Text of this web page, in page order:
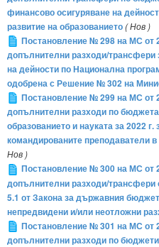
финансово осигуряване на
развитие на образованието( Нов )
Постановление № 298 на МС от
допълнителни разходи/трансфери
на дейности по Национална
одобрена с Решение № 302 на
Постановление № 299 на МС от
допълнителни разходи по
образованието и науката за 2022
командированите преподаватели
Нов )
Постановление № 300 на МС от
допълнителни разходи/трансфери
5.1 от Закона за държавния
непредвидени и/или неотложни
Постановление № 301 на МС от
допълнителни разходи по